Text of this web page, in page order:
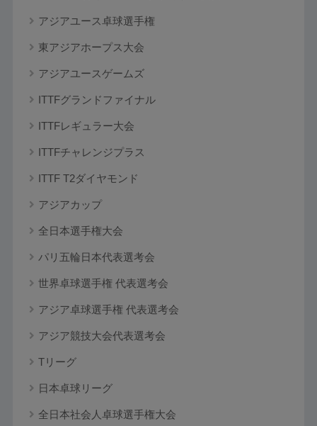
アジアユース卓球選手権
東アジアホープス大会
アジアユースゲームズ
ITTFグランドファイナル
ITTFレギュラー大会
ITTFチャレンジプラス
ITTF T2ダイヤモンド
アジアカップ
全日本選手権大会
パリ五輪日本代表選考会
世界卓球選手権 代表選考会
アジア卓球選手権 代表選考会
アジア競技大会代表選考会
Tリーグ
日本卓球リーグ
全日本社会人卓球選手権大会